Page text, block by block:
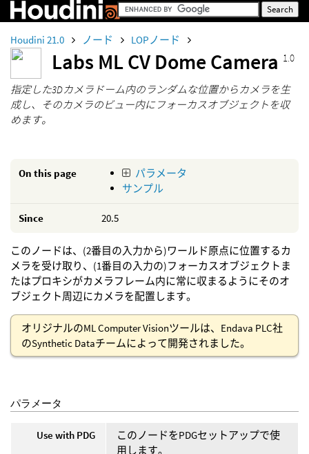
Houdini 21.0 ノード LOPノード
Labs ML CV Dome Camera 1.0
指定した3Dカメラドーム内のランダムな位置からカメラを生
成し、そのカメラのビュー内にフォーカスオブジェクトを収
めます。
On this page
パラメータ
サンプル
Since 20.5
このノードは、(2番目の入力から)ワールド原点に位置するカ
メラを受け取り、(1番目の入力の)フォーカスオブジェクトま
たはプロキシがカメラフレーム内に常に収まるようにそのオ
ブジェクト周辺にカメラを配置します。
オリジナルのML Computer Visionツールは、Endava PLC社
のSynthetic Dataチームによって開発されました。
パラメータ
Use with PDG
このノードをPDGセットアップで使
用します。